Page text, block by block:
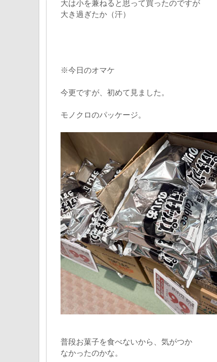
大は小を兼ねると思って買ったのですが
大き過ぎたか（汗）
※今日のオマケ
今更ですが、初めて見ました。
モノクロのパッケージ。
普段お菓子を食べないから、気がつか
なかったのかな。